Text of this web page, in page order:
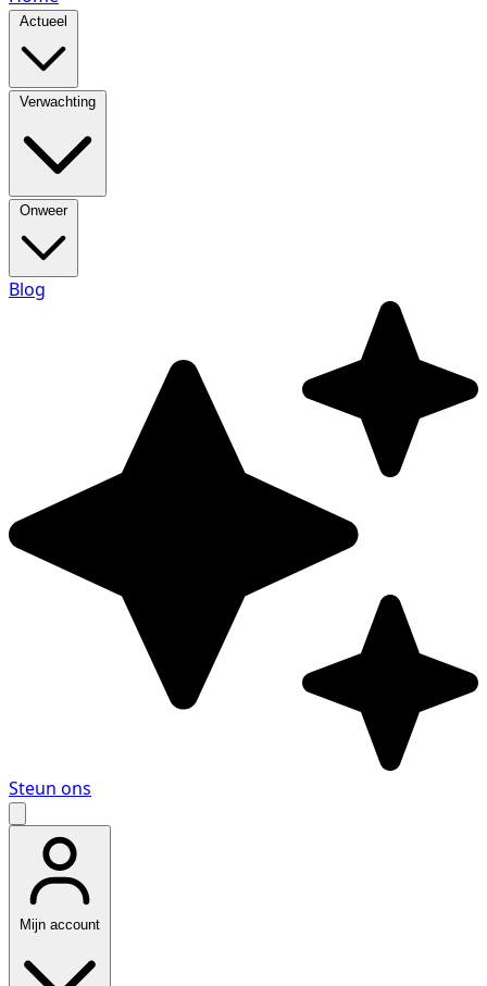
Actueel
Verwachting
Onweer
Blog
Steun ons
Mijn account